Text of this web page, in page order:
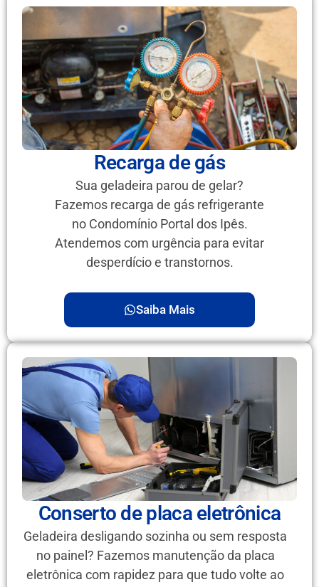
Recarga de gás
Sua geladeira parou de gelar?
Fazemos recarga de gás refrigerante
no Condomínio Portal dos Ipês.
Atendemos com urgência para evitar
desperdício e transtornos.
Saiba Mais
Conserto de placa eletrônica
Geladeira desligando sozinha ou sem resposta
no painel? Fazemos manutenção da placa
eletrônica com rapidez para que tudo volte ao